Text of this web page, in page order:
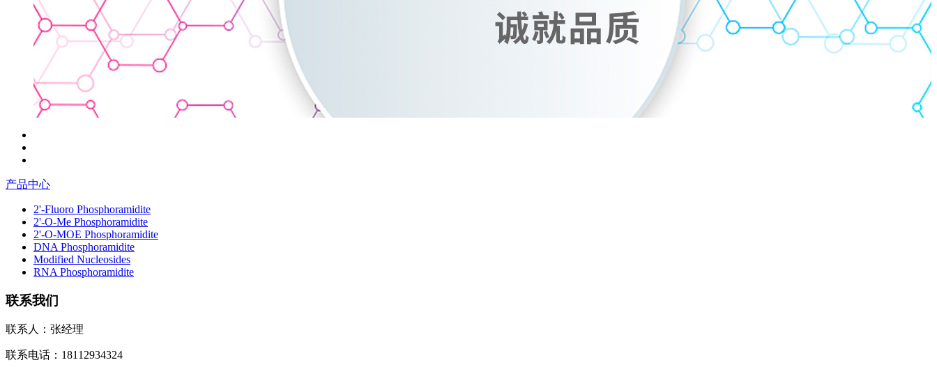
产品中心
2'-Fluoro Phosphoramidite
2'-O-Me Phosphoramidite
2'-O-MOE Phosphoramidite
DNA Phosphoramidite
Modified Nucleosides
RNA Phosphoramidite
联系我们
联系人：张经理
联系电话：18112934324